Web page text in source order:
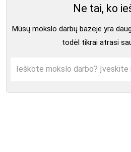
Ne tai, ko
Mūsų mokslo darbų bazėje yra
todėl tikrai atrasi